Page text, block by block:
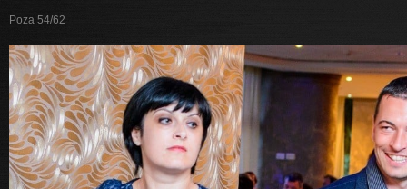
Poza 54/62